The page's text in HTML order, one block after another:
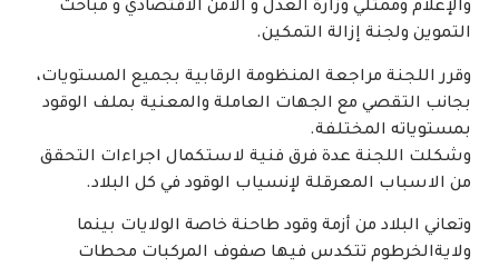
والإعلام وممثلي وزارة العدل و الامن الاقتصادي و مباحث
التموين ولجنة إزالة التمكين.
وقرر اللجنة مراجعة المنظومة الرقابية بجميع المستويات،
بجانب التقصي مع الجهات العاملة والمعنية بملف الوقود
بمستوياته المختلفة.
وشكلت اللجنة عدة فرق فنية لاستكمال اجراءات التحقق
من الاسباب المعرقلة لإنسياب الوقود في كل البلاد.
وتعاني البلاد من أزمة وقود طاحنة خاصة الولايات بينما
ولايةالخرطوم تتكدس فيها صفوف المركبات محطات